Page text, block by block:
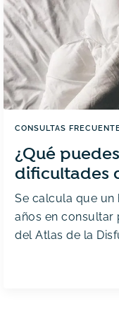
CONSULTAS
¿Qué
dificultades
Se calcula que un
años en consultar
del Atlas de la